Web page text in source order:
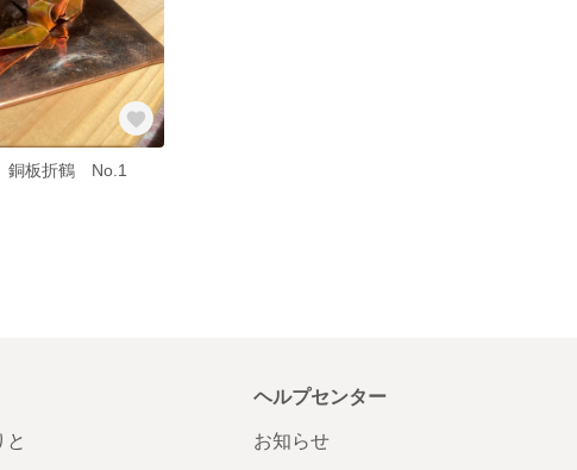
銅板折鶴 No.1
と
ヘルプセンター
お知らせ